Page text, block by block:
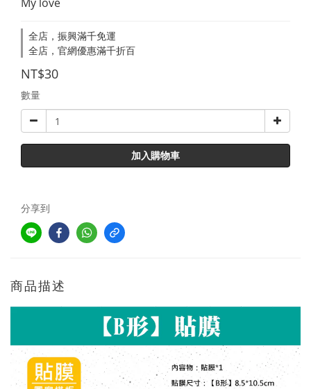
全店，振興滿千免運
全店，官網優惠滿千折百
NT$30
數量
加入購物車
分享到
商品描述